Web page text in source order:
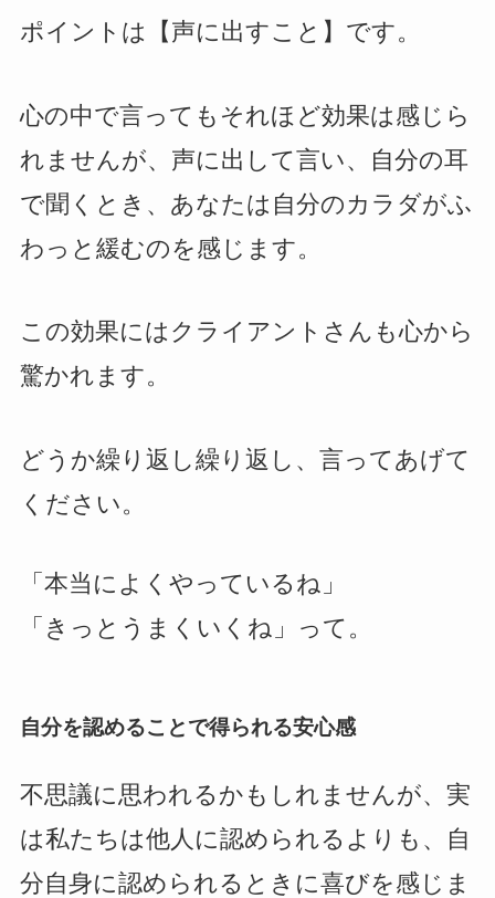
ポイントは【声に出すこと】です。
心の中で言ってもそれほど効果は感じら
れませんが、声に出して言い、自分の耳
で聞くとき、あなたは自分のカラダがふ
わっと緩むのを感じます。
この効果にはクライアントさんも心から
驚かれます。
どうか繰り返し繰り返し、言ってあげて
ください。
「本当によくやっているね」
「きっとうまくいくね」って。
自分を認めることで得られる安心感
不思議に思われるかもしれませんが、実
は私たちは他人に認められるよりも、自
分自身に認められるときに喜びを感じま